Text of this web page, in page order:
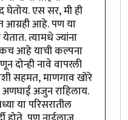
घेतोय. एस सर, मी ही
आग्रही आहे. पण या
त्यामधे ज्यांना
आहे याची कल्पना
दोन्ही नावे वापरली
सहमत, माणगाव खोरे
अजुन राहिलाय.
या परिसरातील